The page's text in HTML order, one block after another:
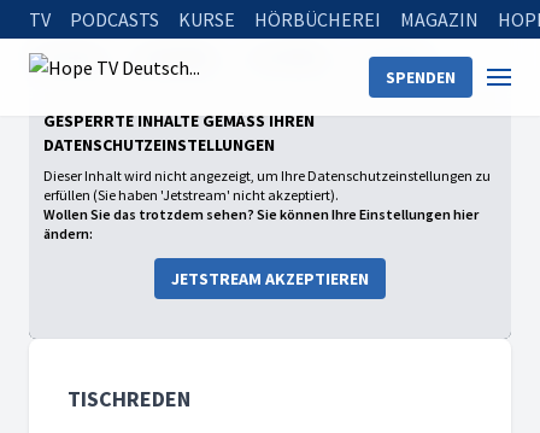
TV PODCASTS KURSE HÖRBÜCHEREI MAGAZIN
SPENDEN
Startseite Das Glück
GESPERRTE INHALTE GEMÄSS IHREN D
ATENSCHUTZEINSTELLUNGEN
Dieser Inhalt wird nicht angezeigt, um Ihre Datenschutzeinstellungen zu
erfüllen (Sie haben 'Jetstream' nicht akzeptiert).
Wollen Sie das trotzdem sehen? Sie können Ihre Einstellungen hier
ändern:
JETSTREAM AKZEPTIEREN
TISCHREDEN